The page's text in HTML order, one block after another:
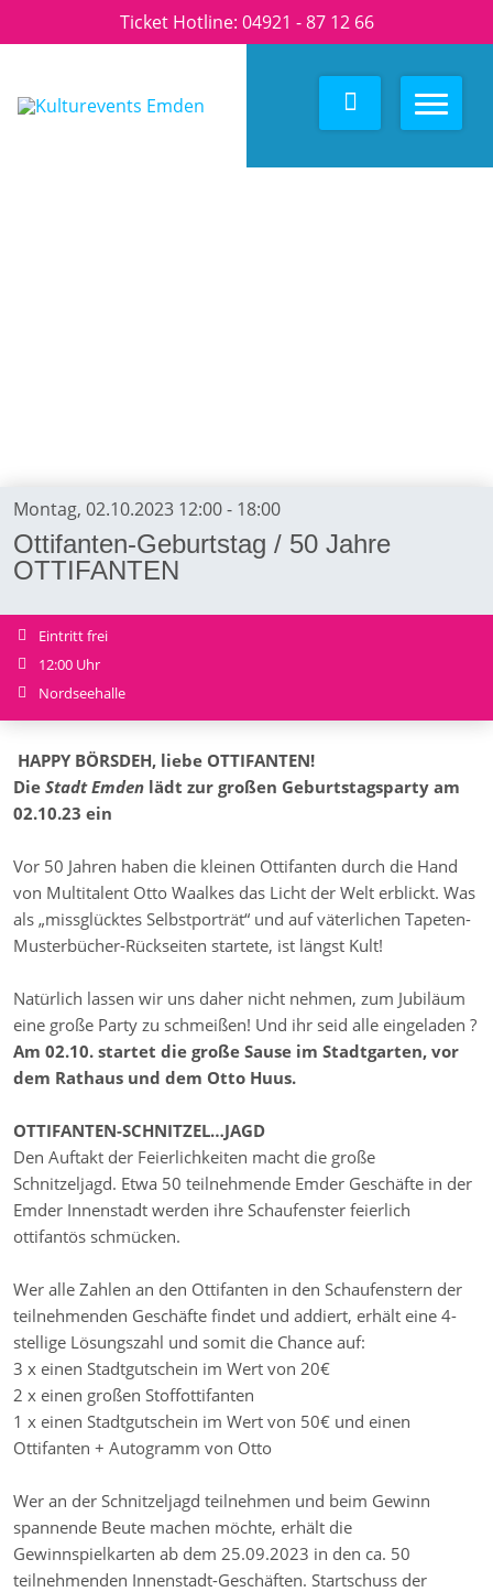
Ticket Hotline: 04921 - 87 12 66
Montag, 02.10.2023 12:00 - 18:00
Ottifanten-Geburtstag / 50 Jahre
OTTIFANTEN
Eintritt frei
12:00 Uhr
Nordseehalle
HAPPY BÖRSDEH, liebe OTTIFANTEN!
Die Stadt Emden lädt zur großen Geburtstagsparty am
02.10.23 ein
Vor 50 Jahren haben die kleinen Ottifanten durch die Hand
von Multitalent Otto Waalkes das Licht der Welt erblickt. Was
als „missglücktes Selbstporträt“ und auf väterlichen Tapeten-
Musterbücher-Rückseiten startete, ist längst Kult!
Natürlich lassen wir uns daher nicht nehmen, zum Jubiläum
eine große Party zu schmeißen! Und ihr seid alle eingeladen ?
Am 02.10. startet die große Sause im Stadtgarten, vor
dem Rathaus und dem Otto Huus.
OTTIFANTEN-SCHNITZEL…JAGD
Den Auftakt der Feierlichkeiten macht die große
Schnitzeljagd. Etwa 50 teilnehmende Emder Geschäfte in der
Emder Innenstadt werden ihre Schaufenster feierlich
ottifantös schmücken.
Wer alle Zahlen an den Ottifanten in den Schaufenstern der
teilnehmenden Geschäfte findet und addiert, erhält eine 4-
stellige Lösungszahl und somit die Chance auf:
3 x einen Stadtgutschein im Wert von 20€
2 x einen großen Stoffottifanten
1 x einen Stadtgutschein im Wert von 50€ und einen
Ottifanten + Autogramm von Otto
Wer an der Schnitzeljagd teilnehmen und beim Gewinn
spannende Beute machen möchte, erhält die
Gewinnspielkarten ab dem 25.09.2023 in den ca. 50
teilnehmenden Innenstadt-Geschäften. Startschuss der